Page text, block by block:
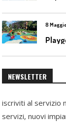
8
NEWSLETTER
iscriviti al servizio
servizi, nuovi